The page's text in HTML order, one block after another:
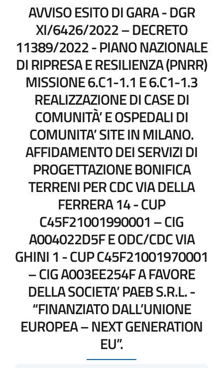
AVVISO ESITO DI GARA - DGR
XI/6426/2022 – DECRETO
11389/2022 - PIANO NAZIONALE
DI RIPRESA E RESILIENZA (PNRR)
MISSIONE 6.C1-1.1 E 6.C1-1.3
REALIZZAZIONE DI CASE DI
COMUNITÀ’ E OSPEDALI DI
COMUNITA’ SITE IN MILANO.
AFFIDAMENTO DEI SERVIZI DI
PROGETTAZIONE BONIFICA
TERRENI PER CDC VIA DELLA
FERRERA 14 - CUP
C45F21001990001 – CIG
A004022D5F E ODC/CDC VIA
GHINI 1 - CUP C45F21001970001
– CIG A003EE254F A FAVORE
DELLA SOCIETA’ PAEB S.R.L. -
“FINANZIATO DALL’UNIONE
EUROPEA – NEXT GENERATION
EU”.